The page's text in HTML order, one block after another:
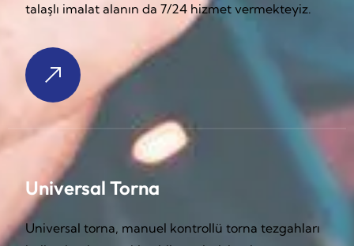
talaşlı imalat alanın da 7/24 hizmet vermekteyiz.
Universal Torna
Universal torna, manuel kontrollü torna tezgahları